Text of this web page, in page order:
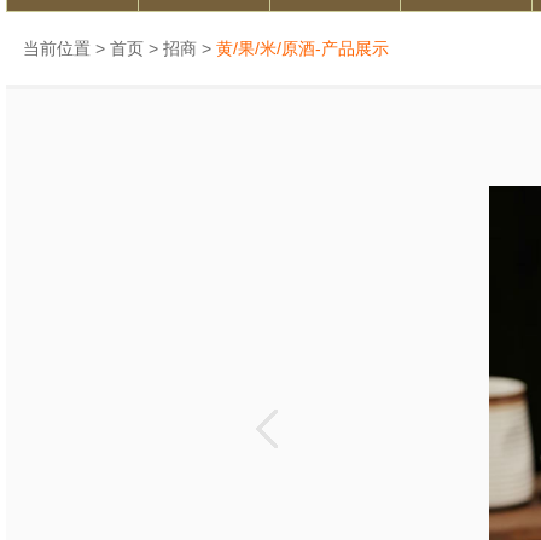
当前位置 > 首页 > 招商 > 黄/果/米/原酒-产品展示